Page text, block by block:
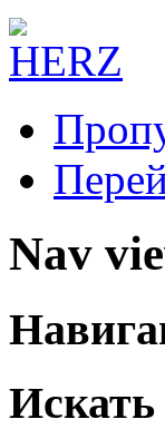
Nav
Искать